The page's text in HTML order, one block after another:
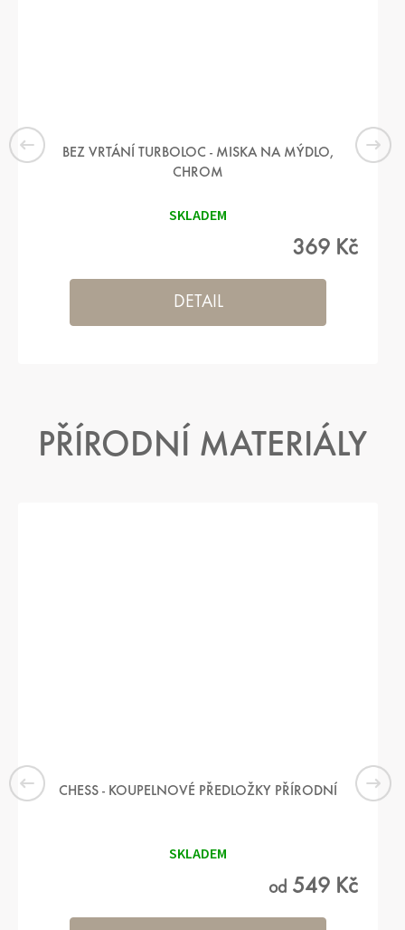
BEZ VRTÁNÍ TURBOLOC - MISKA NA MÝDLO,
CHROM
SKLADEM
369 Kč
DETAIL
PŘÍRODNÍ MATERIÁLY
CHESS - KOUPELNOVÉ PŘEDLOŽKY PŘÍRODNÍ
SKLADEM
od 549 Kč